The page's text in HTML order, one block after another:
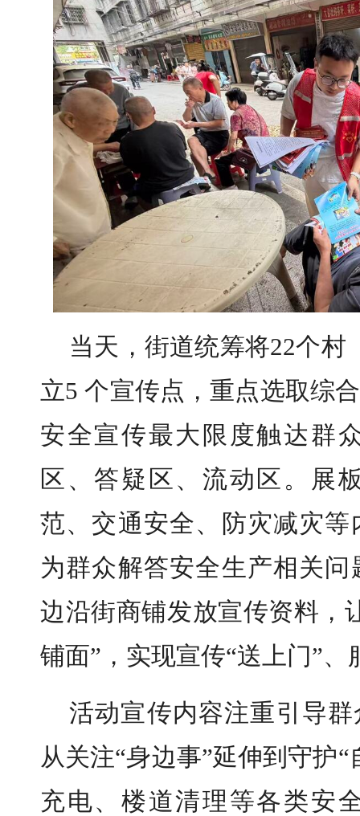
当天，街道统筹将22个村
立5 个宣传点，重点选取综
安全宣传最大限度触达群
区、答疑区、流动区。展
范、交通安全、防灾减灾
为群众解答安全生产相关
边沿街商铺发放宣传资料，
铺面”，实现宣传“送上门”、
活动宣传内容注重引导
从关注“身边事”延伸到守护
充电、楼道清理等各类安